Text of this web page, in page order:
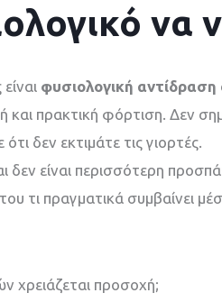
να
φυσιολογική αντίδραση
και πρακτική φόρτιση. Δεν
δεν εκτιμάτε τις γιορτές.
δεν είναι περισσότερη
του τι πραγματικά συμβαίνει
χρειάζεται προσοχή;